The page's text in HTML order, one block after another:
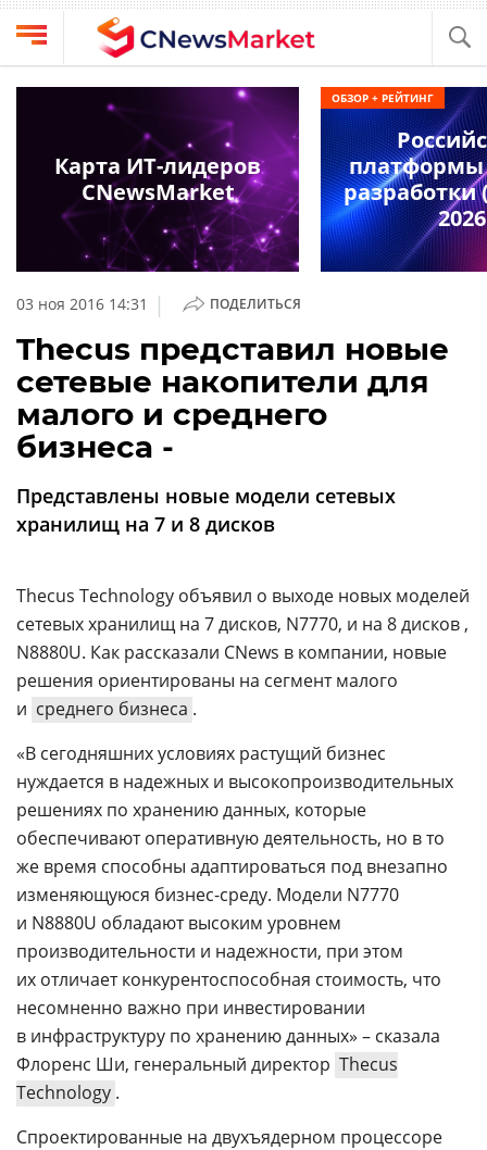
Выбрать
провайдера
Компании
обзоры
кабинет
О
проекте
CNews
Аналитика
Конференции
ТВ
издании
Реклама
Вакансии
Контакты
Max
Дзен
VK
Rutube
CNews
Конференции
Техника
03 ноя 2016 14:31 | ПОДЕЛИТЬСЯ
Thecus представил новые
сетевые накопители для
малого и среднего
бизнеса -
Представлены новые модели сетевых
хранилищ на 7 и 8 дисков
Thecus Technology объявил о выходе новых моделей
сетевых хранилищ на 7 дисков, N7770, и на 8 дисков ,
N8880U. Как рассказали CNews в компании, новые
решения ориентированы на сегмент малого
и среднего бизнеса .
«В сегодняшних условиях растущий бизнес
нуждается в надежных и высокопроизводительных
решениях по хранению данных, которые
обеспечивают оперативную деятельность, но в то
же время способны адаптироваться под внезапно
изменяющуюся бизнес-среду. Модели N7770
и N8880U обладают высоким уровнем
производительности и надежности, при этом
их отличает конкурентоспособная стоимость, что
несомненно важно при инвестировании
в инфраструктуру по хранению данных» – сказала
Флоренс Ши, генеральный директор Thecus
Technology .
Спроектированные на двухъядерном процессоре
Карта ИТ-лидеров
CNewsMarket
платформы
разработки
2026
ОБЗОР + РЕЙТИНГ